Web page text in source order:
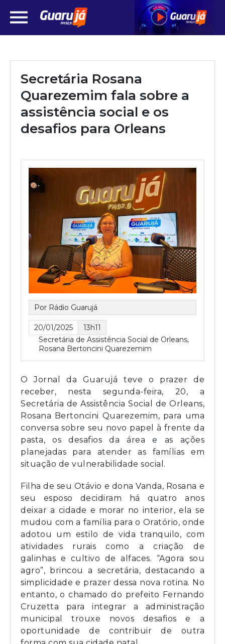
Secretária Rosana
Quarezemim fala sobre a
assistência social e os
desafios para Orleans
Por Rádio Guarujá
20/01/2025
13h11
Secretária de Assistência Social de Orleans,
Rosana Bertoncini Quarezemim
O Jornal da Guarujá teve o prazer de
receber, nesta segunda-feira, 20, a
Secretária de Assistência Social de Orleans,
Rosana Bertoncini Quarezemim, para uma
conversa sobre seu novo papel à frente da
pasta, os desafios da área e as ações
planejadas para atender as famílias em
situação de vulnerabilidade social.
Filha de seu Otávio e dona Vanda, Rosana e
seu esposo decidiram há quatro anos
deixar a cidade e morar no interior, ela se
mudou com a família para o Oratório, onde
adotou um estilo de vida tranquilo, com
atividades rurais como a criação de
galinhas e cultivo de alfaces. “Agora sou
agro”, brincou a secretária, destacando a
simplicidade e prazer dessa nova rotina. No
entanto, o chamado do prefeito Fernando
Cruzetta para integrar a administração
municipal trouxe novos desafios e a
oportunidade de contribuir de outra